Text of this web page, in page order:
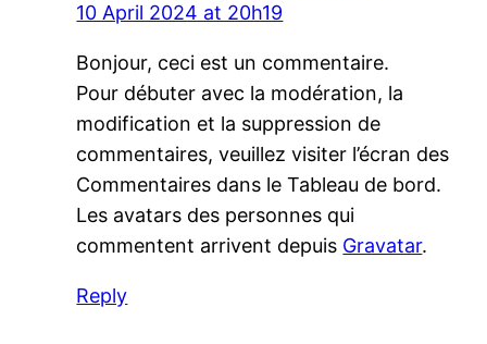
10 April 2024 at 20h19
Bonjour, ceci est un commentaire.
Pour débuter avec la modération, la
modification et la suppression de
commentaires, veuillez visiter l’écran des
Commentaires dans le Tableau de bord.
Les avatars des personnes qui
commentent arrivent depuis Gravatar.
Reply